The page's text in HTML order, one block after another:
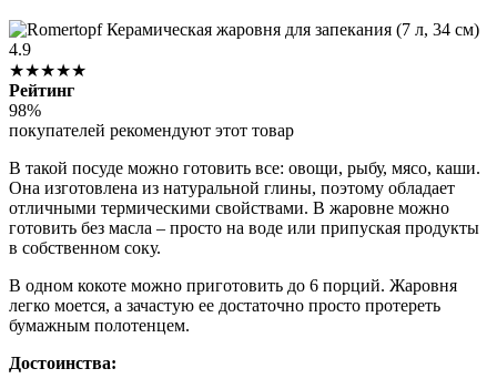
4.9
★★★★★
Рейтинг
98%
покупателей рекомендуют этот товар
В такой посуде можно готовить все: овощи, рыбу, мясо, каши.
Она изготовлена из натуральной глины, поэтому обладает
отличными термическими свойствами. В жаровне можно
готовить без масла – просто на воде или припуская продукты
в собственном соку.
В одном кокоте можно приготовить до 6 порций. Жаровня
легко моется, а зачастую ее достаточно просто протереть
бумажным полотенцем.
Достоинства: